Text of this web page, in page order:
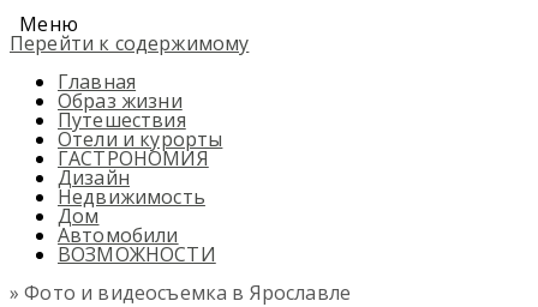
Меню
Перейти к содержимому
Главная
Образ жизни
Путешествия
Отели и курорты
ГАСТРОНОМИЯ
Дизайн
Недвижимость
Дом
Автомобили
ВОЗМОЖНОСТИ
» Фото и видеосъемка в Ярославле